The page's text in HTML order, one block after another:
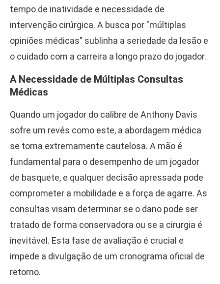
tempo de inatividade e necessidade de
intervenção cirúrgica. A busca por "múltiplas
opiniões médicas" sublinha a seriedade da lesão e
o cuidado com a carreira a longo prazo do jogador.
A Necessidade de Múltiplas Consultas
Médicas
Quando um jogador do calibre de Anthony Davis
sofre um revés como este, a abordagem médica
se torna extremamente cautelosa. A mão é
fundamental para o desempenho de um jogador
de basquete, e qualquer decisão apressada pode
comprometer a mobilidade e a força de agarre. As
consultas visam determinar se o dano pode ser
tratado de forma conservadora ou se a cirurgia é
inevitável. Esta fase de avaliação é crucial e
impede a divulgação de um cronograma oficial de
retorno.